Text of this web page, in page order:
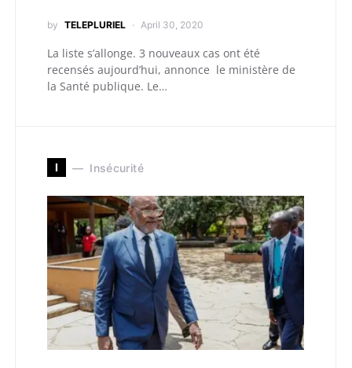
by TELEPLURIEL April 30, 2020
La liste s’allonge. 3 nouveaux cas ont été
recensés aujourd’hui, annonce le ministère de
la Santé publique. Le…
I Insécurité